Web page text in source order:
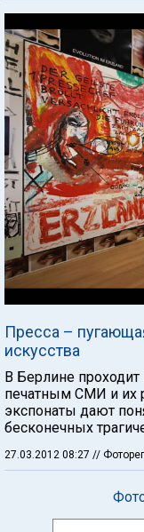
Пресса –
искусства
В Берлине
печатным СМИ и их
экспонаты дают
бесконечных
27.03.2012 08:27 //